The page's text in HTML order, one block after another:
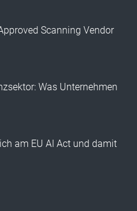
Scanning Vendor
Was Unternehmen
am EU AI Act und damit